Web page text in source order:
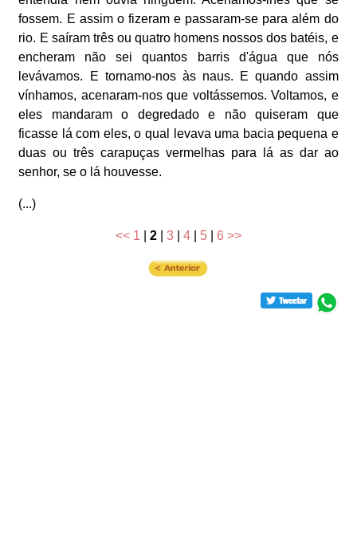
fossem. E assim o fizeram e passaram-se para além do
rio. E saíram três ou quatro homens nossos dos batéis, e
encheram não sei quantos barris d'água que nós
levávamos. E tornamo-nos às naus. E quando assim
vínhamos, acenaram-nos que voltássemos. Voltamos, e
eles mandaram o degredado e não quiseram que
ficasse lá com eles, o qual levava uma bacia pequena e
duas ou três carapuças vermelhas para lá as dar ao
senhor, se o lá houvesse.
(...)
<< 1 2| 3 4| 5| 6 >>